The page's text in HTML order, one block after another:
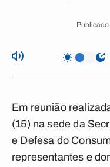
Em reunião
(15) na sede da
e Defesa do
representantes e